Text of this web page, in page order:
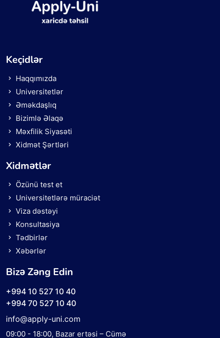
Keçidlər
Haqqımızda
Universitetlər
Əməkdaşlıq
Bizimlə Əlaqə
Məxfilik Siyasəti
Xidmət Şərtləri
Xidmətlər
Özünü test et
Universitetlərə müraciət
Viza dəstəyi
Konsultasiya
Tədbirlər
Xəbərlər
Bizə Zəng Edin
+994 10 527 10 40
+994 70 527 10 40
info@apply-uni.com
09:00 - 18:00, Bazar ertəsi – Cümə